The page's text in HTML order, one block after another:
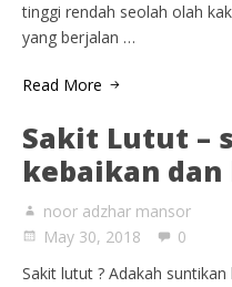
tinggi rendah seolah olah
yang berjalan …
Read More
Sakit Lutut –
kebaikan
noor adzhar mansor
May 30, 2018
0
Sakit lutut ? Adakah